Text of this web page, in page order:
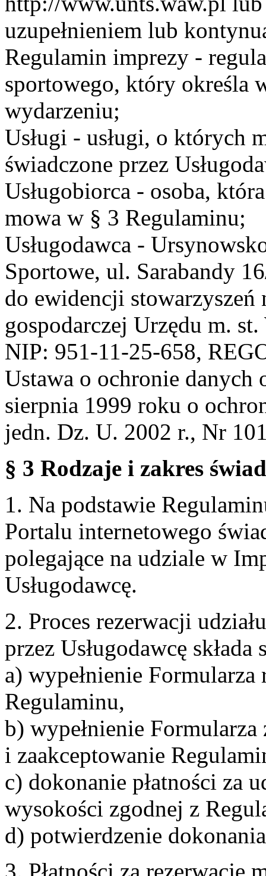
uzupełnieniem lub
Regulamin imprezy -
sportowego, który określa
wydarzeniu;
Usługi - usługi, o których
świadczone przez
Usługobiorca - osoba,
mowa w § 3 Regulaminu;
Usługodawca -
Sportowe, ul. Sarabandy
do ewidencji stowarzyszeń
gospodarczej Urzędu m.
NIP: 951-11-25-658,
Ustawa o ochronie danych
sierpnia 1999 roku o
jedn. Dz. U. 2002 r., Nr
§ 3 Rodzaje i zakres
1. Na podstawie
Portalu internetowego
polegające na udziale w
Usługodawcę.
2. Proces rezerwacji
przez Usługodawcę
a) wypełnienie
Regulaminu,
b) wypełnienie Formularza
i zaakceptowanie
c) dokonanie płatności za
wysokości zgodnej z
d) potwierdzenie